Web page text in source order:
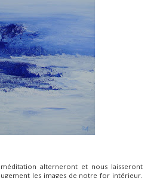
alterneront et nous laisseront
les images de notre for intérieur.